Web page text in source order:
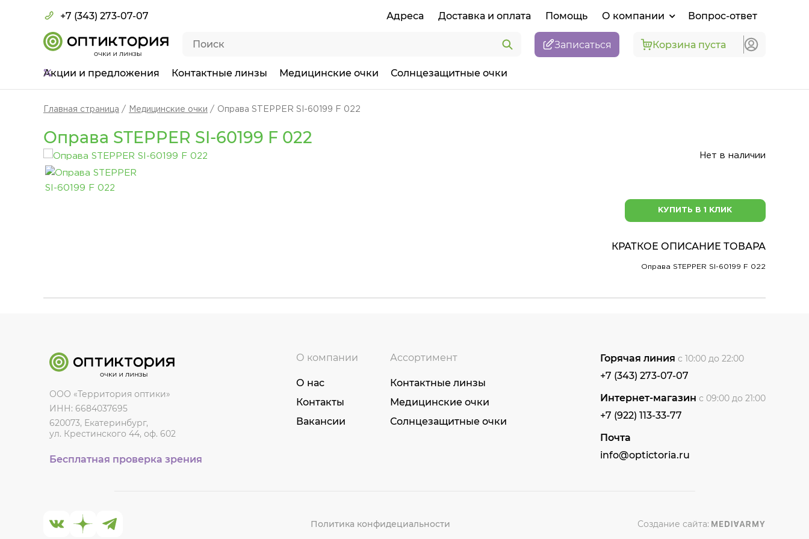
+7 (343) 273-07-07 Адреса Доставка и оплата Помощь О компании Вопрос-ответ
Записаться Корзина пуста
Акции и предложения Контактные линзы Медицинские очки Солнцезащитные очки
Главная страница Медицинские очки Оправа STEPPER SI-60199 F 022
Оправа STEPPER SI-60199 F 022
Нет в наличии
КУПИТЬ В 1 КЛИК
КРАТКОЕ ОПИСАНИЕ ТОВАРА
Оправа STEPPER SI-60199 F 022
ООО «Территория оптики»
ИНН: 6684037695
620073, Екатеринбург,
ул. Крестинского 44, оф. 602
Бесплатная проверка зрения
О компании
О нас
Контакты
Вакансии
Ассортимент
Контактные линзы
Медицинские очки
Солнцезащитные очки
Горячая линия с 10:00 до 22:00
+7 (343) 273-07-07
Интернет-магазин с 09:00 до 21:00
+7 (922) 113-33-77
Почта
info@optictoria.ru
Политика конфидециальности Создание сайта: